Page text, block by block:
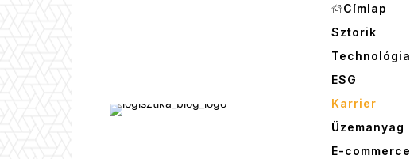
Címlap
Sztorik
Technológia
ESG
Karrier
Üzemanyag
E-commerce